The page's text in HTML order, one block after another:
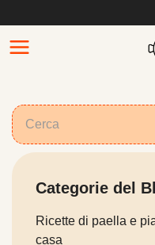
Categorie del
Ricette di paella e
casa